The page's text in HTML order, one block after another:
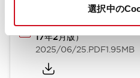
選択中の
旧カタログ_TWSシリー
17年2月版）
2025/06/25.PDF1.95MB